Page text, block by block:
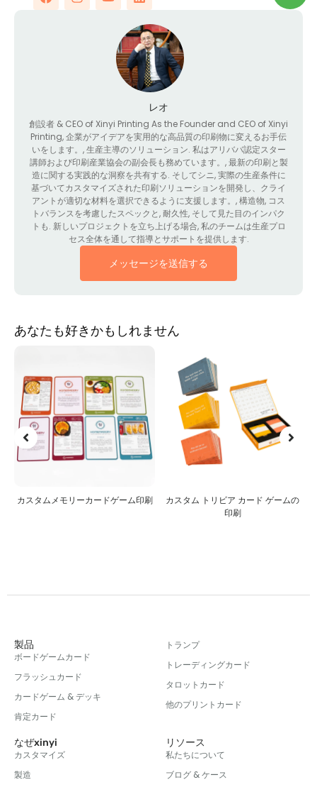
レオ
創設者 & CEO of Xinyi Printing As the Founder and CEO of Xinyi
Printing, 企業がアイデアを実用的な高品質の印刷物に変えるお手伝
いをします。, 生産主導のソリューション. 私はアリババ認定スター
講師および印刷産業協会の副会長も務めています。, 最新の印刷と製
造に関する実践的な洞察を共有する. そしてシニ, 実際の生産条件に
基づいてカスタマイズされた印刷ソリューションを開発し、クライ
アントが適切な材料を選択できるように支援します。, 構造物, コス
トバランスを考慮したスペックと, 耐久性, そして見た目のインパク
トも. 新しいプロジェクトを立ち上げる場合, 私のチームは生産プロ
セス全体を通して指導とサポートを提供します.
メッセージを送信する
あなたも好きかもしれません
カスタムメモリーカードゲーム印刷
カスタム トリビア カード ゲームの
印刷
製品
ボードゲームカード
フラッシュカード
カードゲーム & デッキ
肯定カード
トランプ
トレーディングカード
タロットカード
他のプリントカード
なぜxinyi
カスタマイズ
製造
リソース
私たちについて
ブログ & ケース